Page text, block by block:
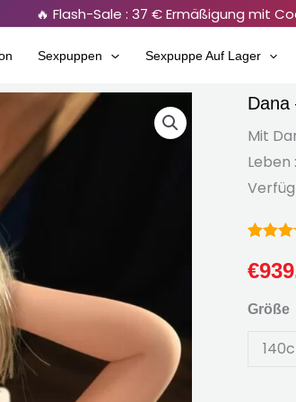
🔥 Flash-Sale : 37 € Ermäßigung mit
Sexpuppen Sexpuppe Auf Lager
Dana
Mit
Leben
3.00
von 5
auf
€
Größe
Dana
–
Menge